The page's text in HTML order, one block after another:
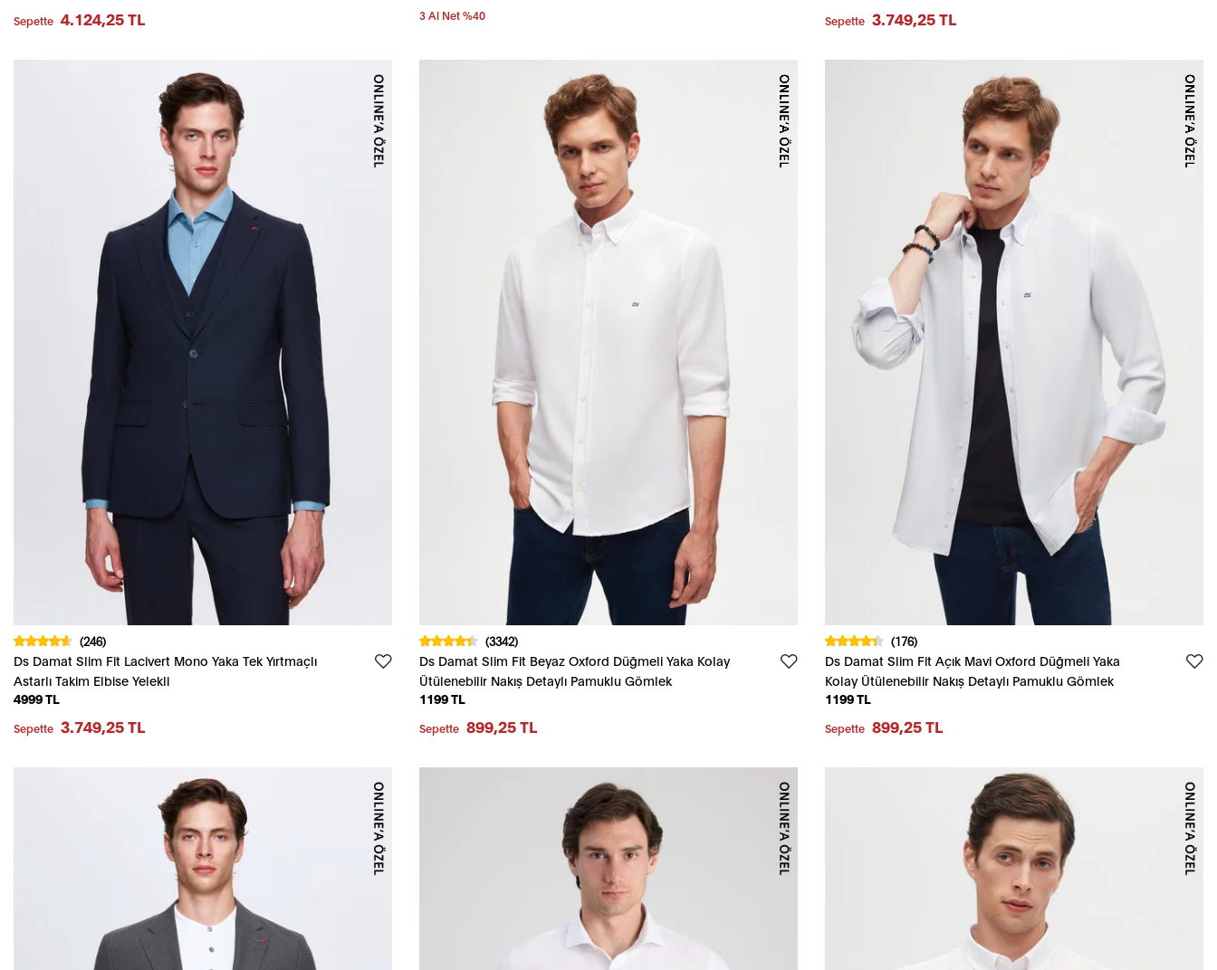
Sepette 4.124,25 TL 3 Al Net %40 Sepette 3.749,25 TL
(246)
Ds Damat Slim Fit Lacivert Mono Yaka Tek Yırtmaçlı
Astarlı Takim Elbise Yelekli
4999 TL
Sepette 3.749,25 TL
(3342)
Ds Damat Slim Fit Beyaz Oxford Düğmeli Yaka Kolay
Ütülenebilir Nakış Detaylı Pamuklu Gömlek
1199 TL
Sepette 899,25 TL
(176)
Ds Damat Slim Fit Açık Mavi Oxford Düğmeli Yaka
Kolay Ütülenebilir Nakış Detaylı Pamuklu Gömlek
1199 TL
Sepette 899,25 TL